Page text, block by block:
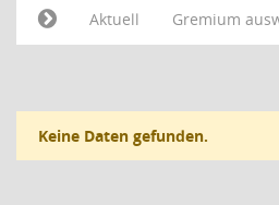
Aktuell
Gremium
Keine Daten gefunden.